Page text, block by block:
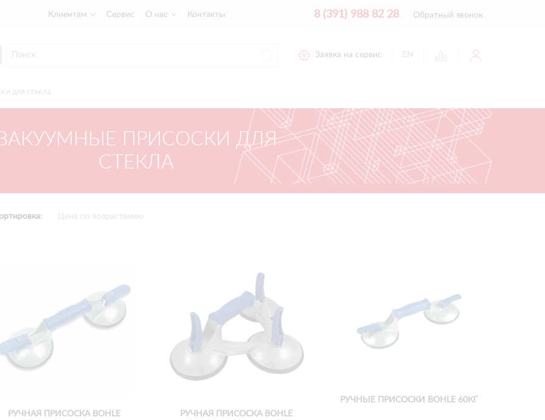
Клиентам Сервис О нас Контакты 8 (391) 988 82 28 Обратный звонок
Заявка на сервис EN
для стекла
ПРИСОСКИ ДЛЯ
СТЕКЛА
РУЧНАЯ ПРИСОСКА BOHLE
РУЧНАЯ ПРИСОСКА BOHLE
РУЧНЫЕ ПРИСОСКИ BOHLE 60КГ